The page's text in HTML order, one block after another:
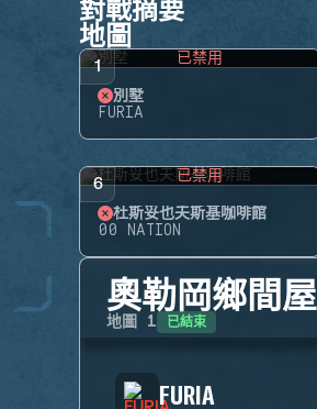
對戰摘要
地圖
1 已禁用
別墅
FURIA
6 已禁用
杜斯妥也夫斯基咖啡館
00 NATION
奧勒岡鄉間
地圖 1 已結束
FURIA